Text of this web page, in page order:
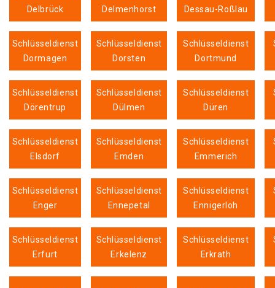
Delbrück
Delmenhorst
Dessau-Roßlau
Schlüsseldienst
Dormagen
Schlüsseldienst
Dorsten
Schlüsseldienst
Dortmund
Schlüsseldienst
Dörentrup
Schlüsseldienst
Dülmen
Schlüsseldienst
Düren
Schlüsseldienst
Elsdorf
Schlüsseldienst
Emden
Schlüsseldienst
Emmerich
Schlüsseldienst
Enger
Schlüsseldienst
Ennepetal
Schlüsseldienst
Ennigerloh
Schlüsseldienst
Erfurt
Schlüsseldienst
Erkelenz
Schlüsseldienst
Erkrath